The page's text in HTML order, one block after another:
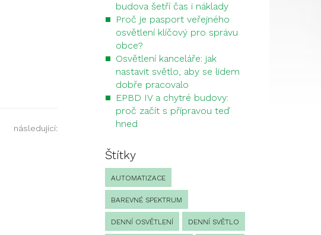
následující:
budova šetří čas i náklady
Proč je pasport veřejného
osvětlení klíčový pro správu
obce?
Osvětlení kanceláře: jak
nastavit světlo, aby se lidem
dobře pracovalo
EPBD IV a chytré budovy:
proč začít s přípravou teď
hned
Štítky
AUTOMATIZACE
BAREVNÉ SPEKTRUM
DENNÍ OSVĚTLENÍ DENNÍ SVĚTLO